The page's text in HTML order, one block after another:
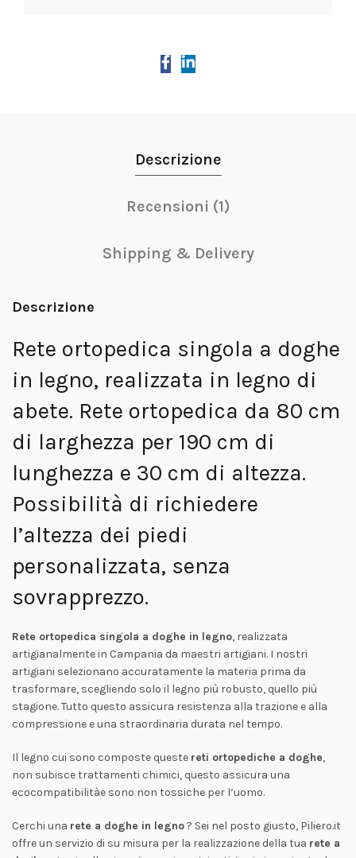
Descrizione
Recensioni (1)
Shipping & Delivery
Descrizione
Rete ortopedica singola a doghe
in legno, realizzata in legno di
abete. Rete ortopedica da 80 cm
di larghezza per 190 cm di
lunghezza e 30 cm di altezza.
Possibilità di richiedere
l’altezza dei piedi
personalizzata, senza
sovrapprezzo.
Rete ortopedica singola a doghe in legno, realizzata
artigianalmente in Campania da maestri artigiani. I nostri
artigiani selezionano accuratamente la materia prima da
trasformare, scegliendo solo il legno più robusto, quello più
stagione. Tutto questo assicura resistenza alla trazione e alla
compressione e una straordinaria durata nel tempo.
Il legno cui sono composte queste reti ortopediche a doghe,
non subisce trattamenti chimici, questo assicura una
ecocompatibilitàe sono non tossiche per l’uomo.
Cerchi una rete a doghe in legno? Sei nel posto giusto, Piliero.it
offre un servizio di su misura per la realizzazione della tua rete a